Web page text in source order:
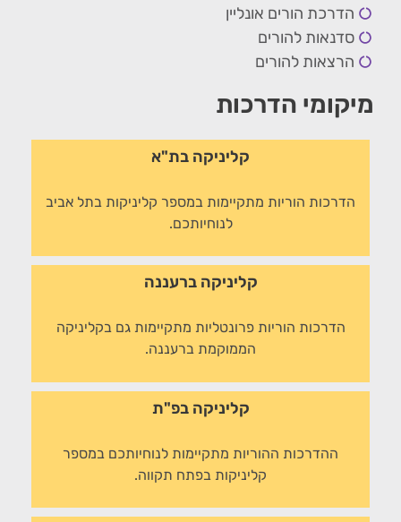
הדרכת הורים אונליין
סדנאות להורים
הרצאות להורים
מיקומי הדרכות
קליניקה בת"א
הדרכות הוריות מתקיימות במספר קליניקות בתל אביב
לנוחיותכם.
קליניקה ברעננה
הדרכות הוריות פרונטליות מתקיימות גם בקליניקה
הממוקמת ברעננה.
קליניקה בפ"ת
ההדרכות ההוריות מתקיימות לנוחיותכם במספר
קליניקות בפתח תקווה.